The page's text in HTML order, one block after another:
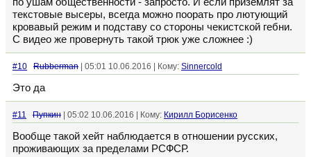
текстовые высеры, всегда можно поорать про лютующий
кровавый режим и подставу со стороны чекистской гебни.
С видео же провернуть такой трюк уже сложнее :)
#10 Rubberman | 05:01 10.06.2016 | Кому: Sinnercold
Это да
#11 Пупкин | 05:02 10.06.2016 | Кому: Кирилл Борисенко
Вообще такой хейт наблюдается в отношении русских,
проживающих за пределами РСФСР.